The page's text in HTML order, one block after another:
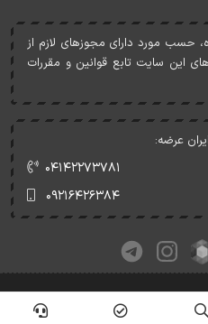
حسب مورد دارای مجوزهای لازم از
اين سايت تابع قوانين و مقررات
عرضه:
۰۴۱۴۲۲۷۳۷۸۱
۰۹۲۱۶۴۲۶۳۸۴
به ایران عرضه می‌باشد.